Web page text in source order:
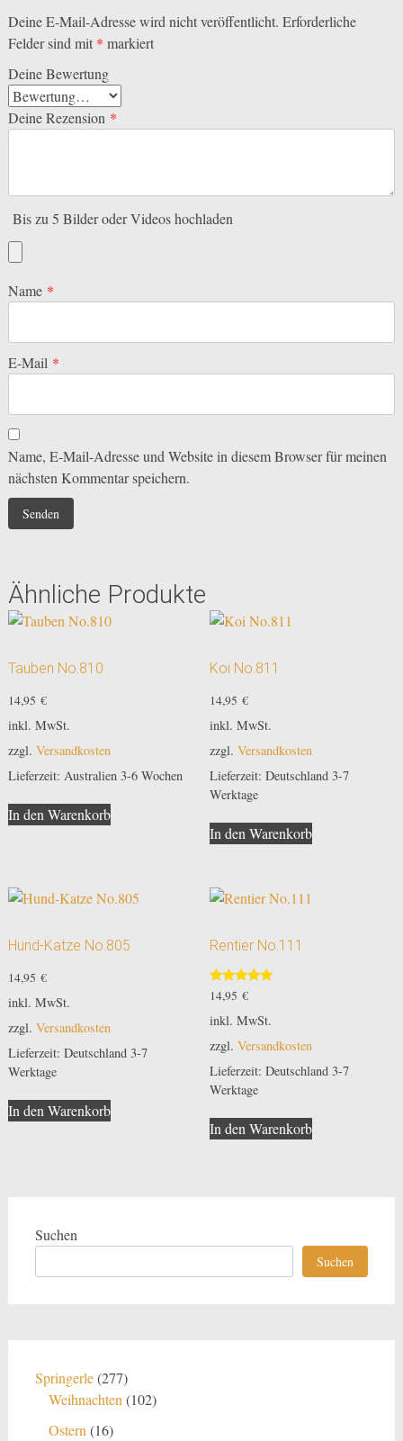
Deine E-Mail-Adresse wird nicht veröffentlicht. Erforderliche
Felder sind mit * markiert
Deine Bewertung
Deine Rezension *
Bis zu 5 Bilder oder Videos hochladen
Name *
E-Mail *
Name, E-Mail-Adresse und Website in diesem Browser für meinen
nächsten Kommentar speichern.
Ähnliche Produkte
Tauben No.810
14,95 €
inkl. MwSt.
zzgl. Versandkosten
Lieferzeit: Australien 3-6 Wochen
In den Warenkorb
Koi No.811
14,95 €
inkl. MwSt.
zzgl. Versandkosten
Lieferzeit: Deutschland 3-7
Werktage
In den Warenkorb
Hund-Katze No.805
14,95 €
inkl. MwSt.
zzgl. Versandkosten
Lieferzeit: Deutschland 3-7
Werktage
In den Warenkorb
Rentier No.111
Bewertet
mit
5.00
von 5
14,95 €
inkl. MwSt.
zzgl. Versandkosten
Lieferzeit: Deutschland 3-7
Werktage
In den Warenkorb
Suchen
Suchen
Springerle 277277
Produkte
Weihnachten 102102
Ostern 1616